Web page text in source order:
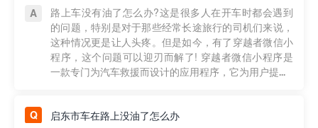
路上车没有油了怎么办?这是很多人在开车时都会遇到
的问题，特别是对于那些经常长途旅行的司机们来说，
这种情况更是让人头疼。但是如今，有了穿越者微信小
程序，这个问题可以迎刃而解了! 穿越者微信小程序是
一款专门为汽车救援而设计的应用程序，它为用户提...
启东市车在路上没油了怎么办